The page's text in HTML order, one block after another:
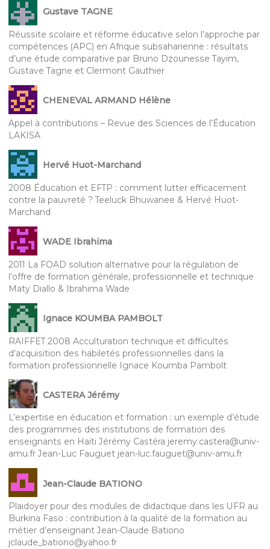
Gustave TAGNE
Réussite scolaire et réforme éducative selon l’approche par
compétences (APC) en Afrique subsaharienne : résultats
d’une étude comparative par Bruno Dzounesse Tayim,
Gustave Tagne et Clermont Gauthier
CHENEVAL ARMAND Hélène
Appel à contributions – Revue des Sciences de l’Éducation
LAKISA
Hervé Huot-Marchand
2008 Éducation et EFTP : comment lutter efficacement
contre la pauvreté ? Teeluck Bhuwanee & Hervé Huot-
Marchand
WADE Ibrahima
2011 La FOAD solution alternative pour la régulation de
l’offre de formation générale, professionnelle et technique
Maty Diallo & Ibrahima Wade
Ignace KOUMBA PAMBOLT
RAIFFET 2008 Acculturation technique et difficultés
d’acquisition des habiletés professionnelles dans la
formation professionnelle Ignace Koumba Pambolt
CASTERA Jérémy
L’expertise en éducation et formation : un exemple d’étude
des programmes des institutions de formation des
enseignants en Haïti Jérémy Castéra jeremy.castera@univ-
amu.fr Jean-Luc Fauguet jean-luc.fauguet@univ-amu.fr
Jean-Claude BATIONO
Plaidoyer pour des modules de didactique dans les UFR au
Burkina Faso : contribution à la qualité de la formation au
métier d’enseignant Jean-Claude Bationo
jclaude_bationo@yahoo.fr